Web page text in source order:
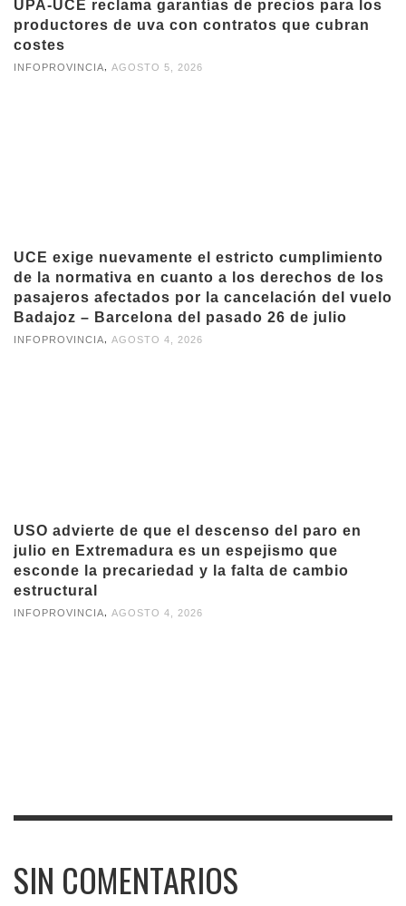
UPA-UCE reclama garantías de precios para los
productores de uva con contratos que cubran
costes
INFOPROVINCIA AGOSTO 5, 2026
UCE exige nuevamente el estricto cumplimiento
de la normativa en cuanto a los derechos de los
pasajeros afectados por la cancelación del vuelo
Badajoz – Barcelona del pasado 26 de julio
INFOPROVINCIA, AGOSTO 4, 2026
USO advierte de que el descenso del paro en
julio en Extremadura es un espejismo que
esconde la precariedad y la falta de cambio
estructural
INFOPROVINCIA AGOSTO 4, 2026
SIN COMENTARIOS